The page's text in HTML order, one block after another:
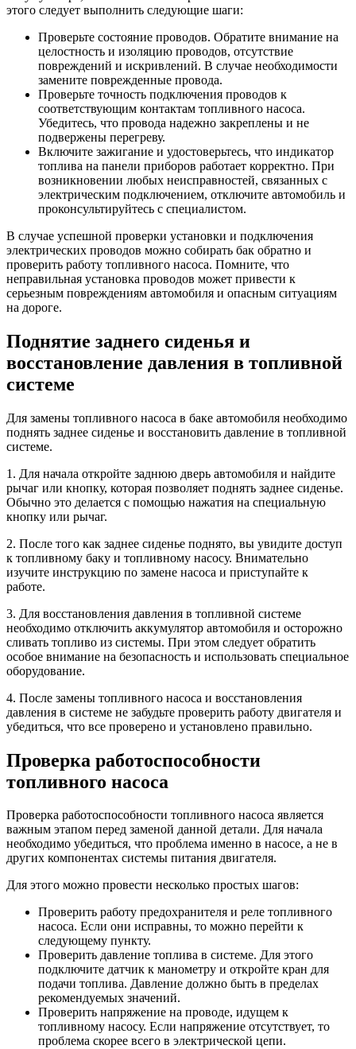
этого следует выполнить следующие шаги:
Проверьте состояние проводов. Обратите внимание на
целостность и изоляцию проводов, отсутствие
повреждений и искривлений. В случае необходимости
замените поврежденные провода.
Проверьте точность подключения проводов к
соответствующим контактам топливного насоса.
Убедитесь, что провода надежно закреплены и не
подвержены перегреву.
Включите зажигание и удостоверьтесь, что индикатор
топлива на панели приборов работает корректно. При
возникновении любых неисправностей, связанных с
электрическим подключением, отключите автомобиль и
проконсультируйтесь с специалистом.
В случае успешной проверки установки и подключения
электрических проводов можно собирать бак обратно и
проверить работу топливного насоса. Помните, что
неправильная установка проводов может привести к
серьезным повреждениям автомобиля и опасным ситуациям
на дороге.
Поднятие заднего сиденья и
восстановление давления в топливной
системе
Для замены топливного насоса в баке автомобиля необходимо
поднять заднее сиденье и восстановить давление в топливной
системе.
1. Для начала откройте заднюю дверь автомобиля и найдите
рычаг или кнопку, которая позволяет поднять заднее сиденье.
Обычно это делается с помощью нажатия на специальную
кнопку или рычаг.
2. После того как заднее сиденье поднято, вы увидите доступ
к топливному баку и топливному насосу. Внимательно
изучите инструкцию по замене насоса и приступайте к
работе.
3. Для восстановления давления в топливной системе
необходимо отключить аккумулятор автомобиля и осторожно
сливать топливо из системы. При этом следует обратить
особое внимание на безопасность и использовать специальное
оборудование.
4. После замены топливного насоса и восстановления
давления в системе не забудьте проверить работу двигателя и
убедиться, что все проверено и установлено правильно.
Проверка работоспособности
топливного насоса
Проверка работоспособности топливного насоса является
важным этапом перед заменой данной детали. Для начала
необходимо убедиться, что проблема именно в насосе, а не в
других компонентах системы питания двигателя.
Для этого можно провести несколько простых шагов:
Проверить работу предохранителя и реле топливного
насоса. Если они исправны, то можно перейти к
следующему пункту.
Проверить давление топлива в системе. Для этого
подключите датчик к манометру и откройте кран для
подачи топлива. Давление должно быть в пределах
рекомендуемых значений.
Проверить напряжение на проводе, идущем к
топливному насосу. Если напряжение отсутствует, то
проблема скорее всего в электрической цепи.